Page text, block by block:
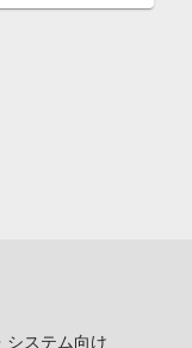
システム向け